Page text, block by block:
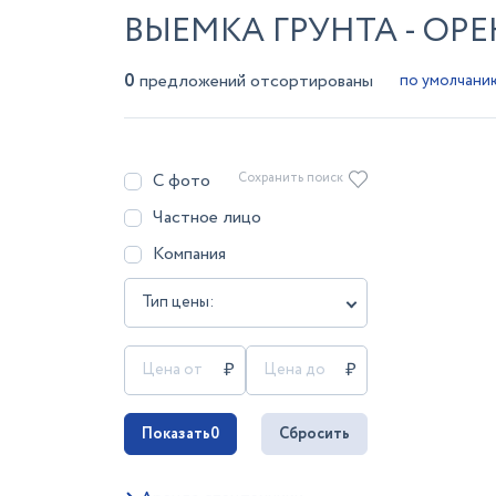
ВЫЕМКА ГРУНТА -
0 предложений отсортированы
С фото
Частное лицо
Компания
Тип цены:
Сохранить поиск
Показать0 Сбросить